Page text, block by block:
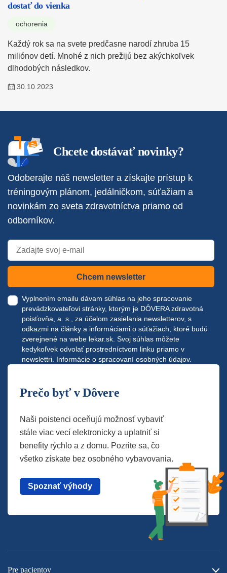
dostať do vienka
ochorenia
Každý rok sa na svete predčasne narodí zhruba 15
miliónov detí. Mnohé z nich prežijú bez akýchkoľvek
dlhodobých následkov.
30.10.2023
Chcete dostávať novinky?
Odoberajte náš newsletter a získajte prístup k
tréningovým plánom, jedálničkom, súťažiam a
novinkám zo sveta zdravotníctva priamo od
odborníkov.
Chcem newsletter
Vyplnením emailu dávam súhlas na jeho spracovanie
prevádzkovateľovi stránky, ktorým je DÔVERA zdravotná
poisťovňa, a. s., za účelom zasielania newsletterov, s
odkazmi na články a informáciami o súťažiach, ktoré budú
zverejnené na webe lekar.sk. Svoj súhlas môžete
kedykoľvek odvolať prostredníctvom linku priamo v
newslettri. Informácie o spracovaní osobných údajov.
Prečo byť v Dôvere
Naši poistenci oceňujú možnosť vybaviť
stále viac vecí elektronicky a uplatniť si
benefity rýchlo a z domu. Pozrite sa, čo
všetko získate bez osobného vybavovania.
Spoznať výhody
Pre pacientov